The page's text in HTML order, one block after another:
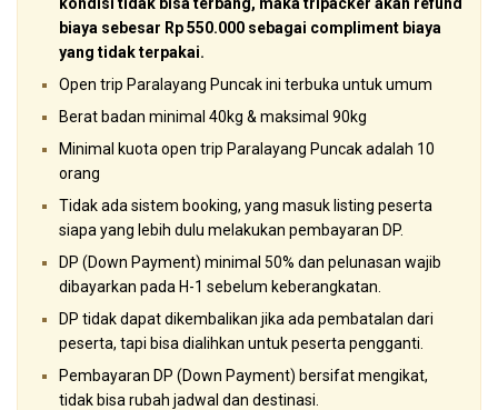
biaya sebesar Rp 550.000 sebagai compliment biaya
yang tidak terpakai.
Open trip Paralayang Puncak ini terbuka untuk umum
Berat badan minimal 40kg & maksimal 90kg
Minimal kuota open trip Paralayang Puncak adalah 10
orang
Tidak ada sistem booking, yang masuk listing peserta
siapa yang lebih dulu melakukan pembayaran DP.
DP (Down Payment) minimal 50% dan pelunasan wajib
dibayarkan pada H-1 sebelum keberangkatan.
DP tidak dapat dikembalikan jika ada pembatalan dari
peserta, tapi bisa dialihkan untuk peserta pengganti.
Pembayaran DP (Down Payment) bersifat mengikat,
tidak bisa rubah jadwal dan destinasi.